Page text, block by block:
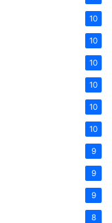
10
10
10
10
10
10
9
9
9
8